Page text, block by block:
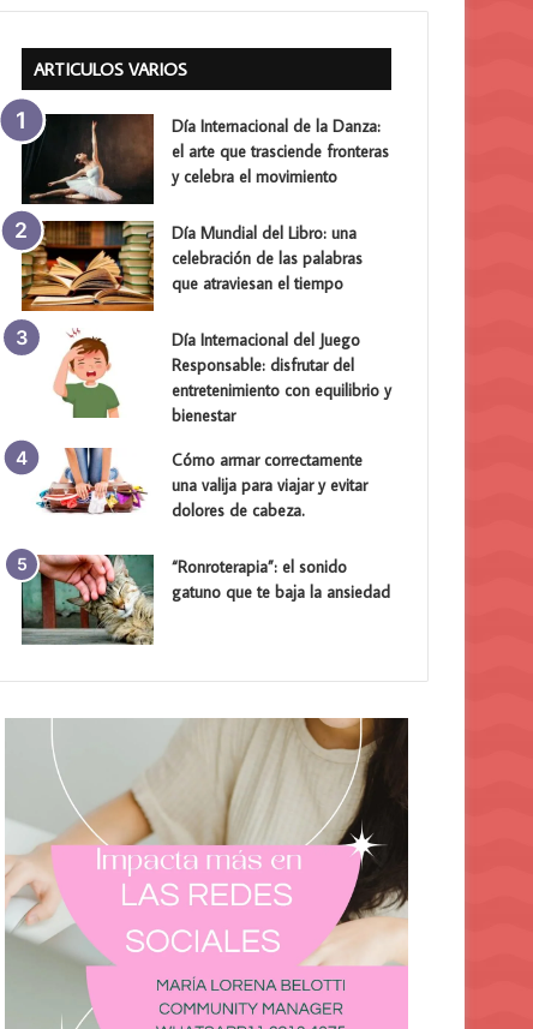
ARTICULOS VARIOS
Día Internacional de la Danza:
el arte que trasciende fronteras
y celebra el movimiento
Día Mundial del Libro: una
celebración de las palabras
que atraviesan el tiempo
Día Internacional del Juego
Responsable: disfrutar del
entretenimiento con equilibrio y
bienestar
Cómo armar correctamente
una valija para viajar y evitar
dolores de cabeza.
“Ronroterapia”: el sonido
gatuno que te baja la ansiedad